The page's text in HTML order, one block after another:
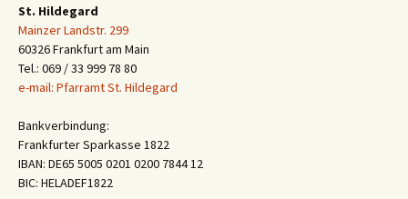
St. Hildegard
Mainzer Landstr. 299
60326 Frankfurt am Main
Tel.: 069 / 33 999 78 80
e-mail: Pfarramt St. Hildegard
Bankverbindung:
Frankfurter Sparkasse 1822
IBAN: DE65 5005 0201 0200 7844 12
BIC: HELADEF1822